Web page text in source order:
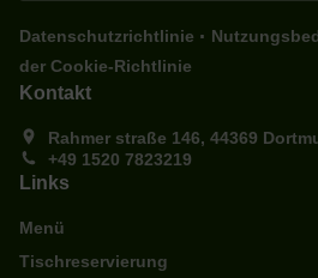
Datenschutzrichtlinie .
der Cookie-Richtlinie
Kontakt
Rahmer straße 146, 44369
+49 1520 7823219
Links
Menü
Tischreservierung